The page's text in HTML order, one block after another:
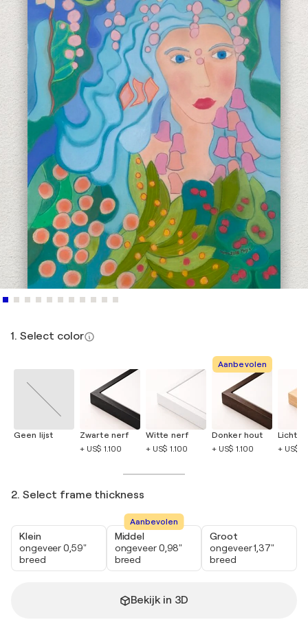
1. Select color
Geen lijst
Zwarte nerf
+ US$ 1.100
Witte nerf
+ US$ 1.100
Aanbevolen
Donker hout
+ US$ 1.100
Licht
+ US$
2. Select frame thickness
Klein
ongeveer 0,59"
breed
Aanbevolen
Middel
ongeveer 0,98"
breed
Groot
ongeveer 1,37"
breed
Bekijk in 3D